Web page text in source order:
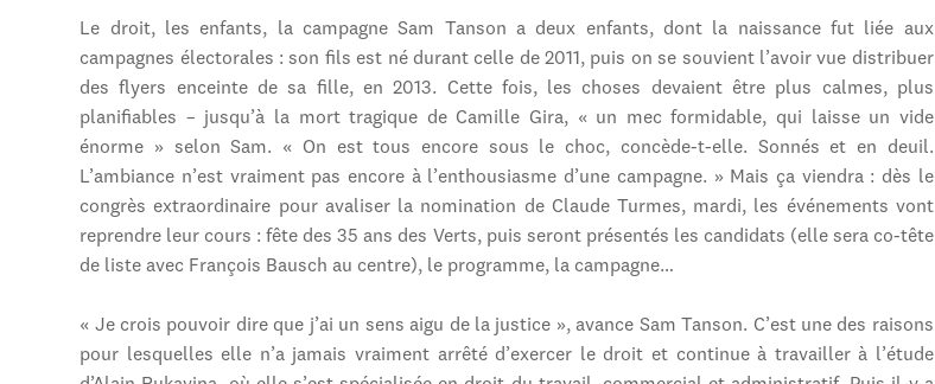
Le droit, les enfants, la campagne Sam Tanson a deux enfants, dont la naissance fut liée aux
campagnes électorales : son fils est né durant celle de 2011, puis on se souvient l’avoir vue distribuer
des flyers enceinte de sa fille, en 2013. Cette fois, les choses devaient être plus calmes, plus
planifiables – jusqu’à la mort tragique de Camille Gira, « un mec formidable, qui laisse un vide
énorme » selon Sam. « On est tous encore sous le choc, concède-t-elle. Sonnés et en deuil.
L’ambiance n’est vraiment pas encore à l’enthousiasme d’une campagne. » Mais ça viendra : dès le
congrès extraordinaire pour avaliser la nomination de Claude Turmes, mardi, les événements vont
reprendre leur cours : fête des 35 ans des Verts, puis seront présentés les candidats (elle sera co-tête
de liste avec François Bausch au centre), le programme, la campagne…
« Je crois pouvoir dire que j’ai un sens aigu de la justice », avance Sam Tanson. C’est une des raisons
pour lesquelles elle n’a jamais vraiment arrêté d’exercer le droit et continue à travailler à l’étude